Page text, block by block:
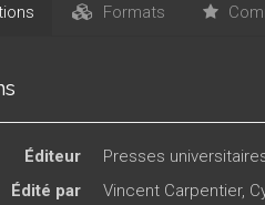
Formats
Éditeur
Presses
Édité par
Vincent Carpentier,